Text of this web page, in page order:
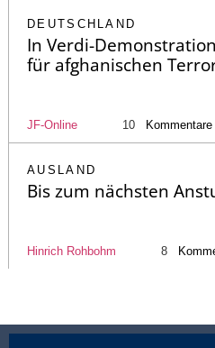
DEUTSCHLAND
In Verdi-
für afghanischen
JF-Online 10
AUSLAND
Bis zum nächsten
Hinrich Rohbohm 8